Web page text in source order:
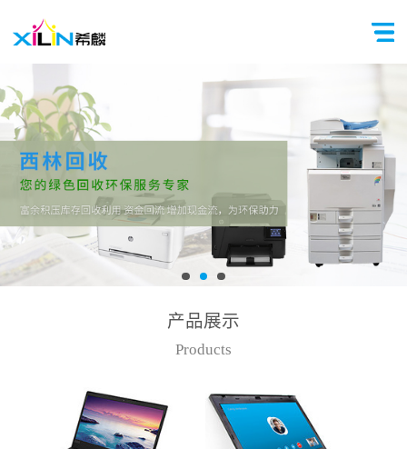
产品展示
Products